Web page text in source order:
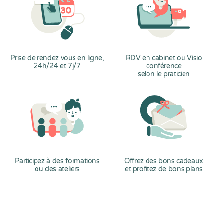
Prise de rendez vous en ligne,
24h/24 et 7j/7
RDV en cabinet ou Visio
conférence
selon le praticien
Participez à des formations
ou des ateliers
Offrez des bons cadeaux
et profitez de bons plans